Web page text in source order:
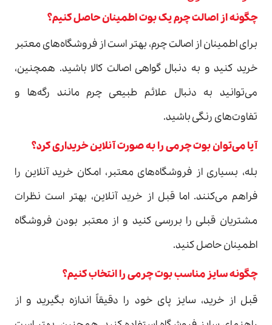
چگونه از اصالت چرم یک بوت اطمینان حاصل کنیم؟
برای اطمینان از اصالت چرم، بهتر است از فروشگاه‌های معتبر
خرید کنید و به دنبال گواهی اصالت کالا باشید. همچنین،
می‌توانید به دنبال علائم طبیعی چرم مانند رگه‌ها و
تفاوت‌های رنگی باشید.
آیا می‌توان بوت چرمی را به صورت آنلاین خریداری کرد؟
بله، بسیاری از فروشگاه‌های معتبر، امکان خرید آنلاین را
فراهم می‌کنند. اما قبل از خرید آنلاین، بهتر است نظرات
مشتریان قبلی را بررسی کنید و از معتبر بودن فروشگاه
اطمینان حاصل کنید.
چگونه سایز مناسب بوت چرمی را انتخاب کنیم؟
قبل از خرید، سایز پای خود را دقیقاً اندازه بگیرید و از